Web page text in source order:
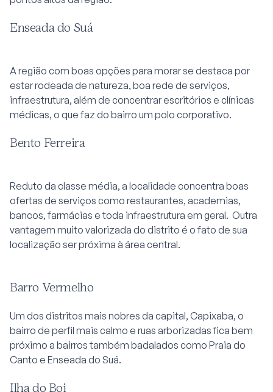
Enseada do Suá
A região com boas opções para morar se destaca por
estar rodeada de natureza, boa rede de serviços,
infraestrutura, além de concentrar escritórios e clínicas
médicas, o que faz do bairro um polo corporativo.
Bento Ferreira
Reduto da classe média, a localidade concentra boas
ofertas de serviços como restaurantes, academias,
bancos, farmácias e toda infraestrutura em geral. Outra
vantagem muito valorizada do distrito é o fato de sua
localização ser próxima à área central.
Barro Vermelho
Um dos distritos mais nobres da capital, Capixaba, o
bairro de perfil mais calmo e ruas arborizadas fica bem
próximo a bairros também badalados como Praia do
Canto e Enseada do Suá.
Ilha do Boi